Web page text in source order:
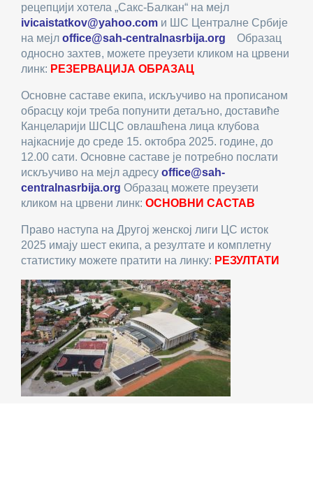
рецепцији хотела „Сакс-Балкан“ на мејл
ivicaistatkov@yahoo.com и ШС Централне Србије
на мејл office@sah-centralnasrbija.org Образац
односно захтев, можете преузети кликом на црвени
линк: РЕЗЕРВАЦИЈА ОБРАЗАЦ
Основне саставе екипа, искључиво на прописаном
обрасцу који треба попунити детаљно, доставиће
Канцеларији ШСЦС овлашћена лица клубова
најкасније до среде 15. октобра 2025. године, до
12.00 сати. Основне саставе је потребно послати
искључиво на мејл адресу office@sah-
centralnasrbija.org Образац можете преузети
кликом на црвени линк: ОСНОВНИ САСТАВ
Право наступа на Другој женској лиги ЦС исток
2025 имају шест екипа, а резултате и комплетну
статистику можете пратити на линку: РЕЗУЛТАТИ